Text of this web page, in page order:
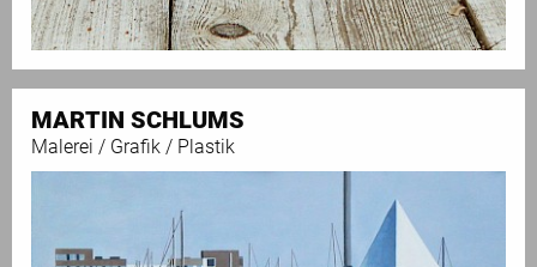
MARTIN SCHLUMS
Malerei / Grafik / Plastik